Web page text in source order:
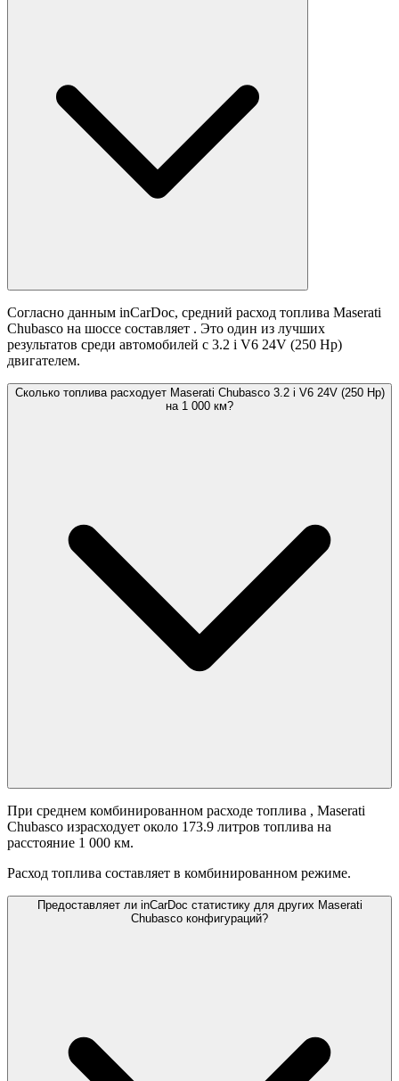
Согласно данным inCarDoc, средний расход топлива Maserati
Chubasco на шоссе составляет . Это один из лучших
результатов среди автомобилей с 3.2 i V6 24V (250 Hp)
двигателем.
Сколько топлива расходует Maserati Chubasco 3.2 i V6 24V (250 Hp)
на 1 000 км?
При среднем комбинированном расходе топлива , Maserati
Chubasco израсходует около 173.9 литров топлива на
расстояние 1 000 км.
Расход топлива составляет в комбинированном режиме.
Предоставляет ли inCarDoc статистику для других Maserati
Chubasco конфигураций?